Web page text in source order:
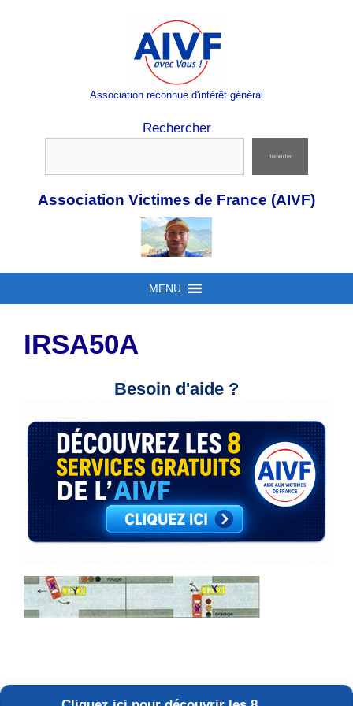
Association reconnue d'intérêt général
Rechercher
Rechercher
Association Victimes de France (AIVF)
MENU
IRSA50A
Besoin d'aide ?